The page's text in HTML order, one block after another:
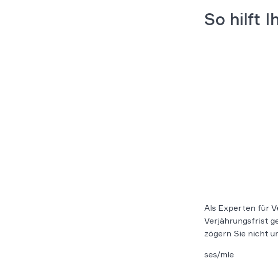
So hilft
Als Experten für
Verjährungsfrist
zögern Sie nicht
ses/mle